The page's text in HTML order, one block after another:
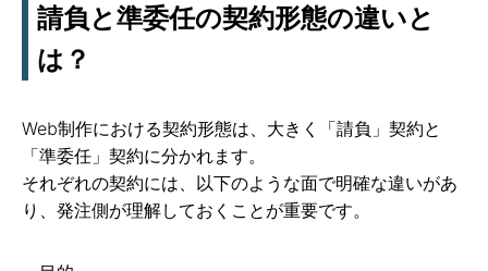
請負と準委任の契約形態の違いと
は？
Web制作における契約形態は、大きく「請負」契約と
「準委任」契約に分かれます。
それぞれの契約には、以下のような面で明確な違いがあ
り、発注側が理解しておくことが重要です。